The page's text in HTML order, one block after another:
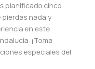
planificado cinco
nada y
en este
¡Toma
especiales del